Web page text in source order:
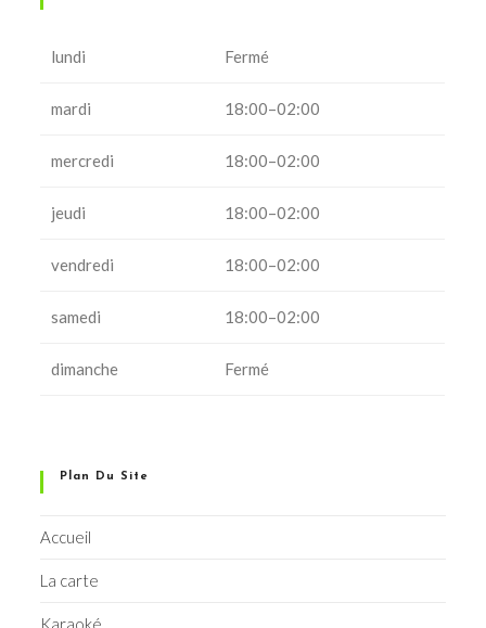
lundi Fermé
mardi 18:00–02:00
mercredi 18:00–02:00
jeudi 18:00–02:00
vendredi 18:00–02:00
samedi 18:00–02:00
dimanche Fermé
Plan Du Site
Accueil
La carte
Karaoké